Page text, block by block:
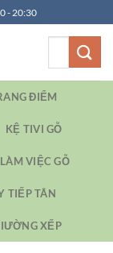
- 20:30
ĐIỂM
KỆ TIVI GỖ
VIỆC GỖ
TIẾP TÂN
XẾP